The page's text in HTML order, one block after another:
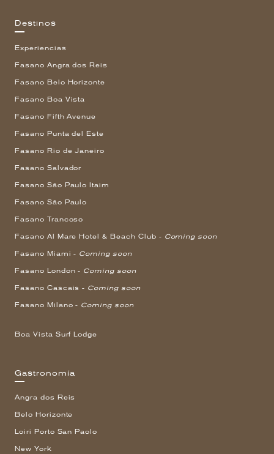
Destinos
Experiencias
Fasano Angra dos Reis
Fasano Belo Horizonte
Fasano Boa Vista
Fasano Fifth Avenue
Fasano Punta del Este
Fasano Rio de Janeiro
Fasano Salvador
Fasano São Paulo Itaim
Fasano São Paulo
Fasano Trancoso
Fasano Al Mare Hotel & Beach Club - Coming soon
Fasano Miami - Coming soon
Fasano London - Coming soon
Fasano Cascais - Coming soon
Fasano Milano - Coming soon
Boa Vista Surf Lodge
Gastronomía
Angra dos Reis
Belo Horizonte
Loiri Porto San Paolo
New York